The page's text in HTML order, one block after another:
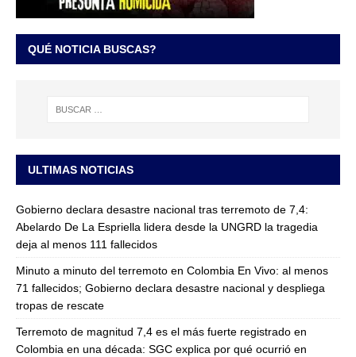
QUÉ NOTICIA BUSCAS?
ULTIMAS NOTICIAS
Gobierno declara desastre nacional tras terremoto de 7,4:
Abelardo De La Espriella lidera desde la UNGRD la tragedia
deja al menos 111 fallecidos
Minuto a minuto del terremoto en Colombia En Vivo: al menos
71 fallecidos; Gobierno declara desastre nacional y despliega
tropas de rescate
Terremoto de magnitud 7,4 es el más fuerte registrado en
Colombia en una década: SGC explica por qué ocurrió en